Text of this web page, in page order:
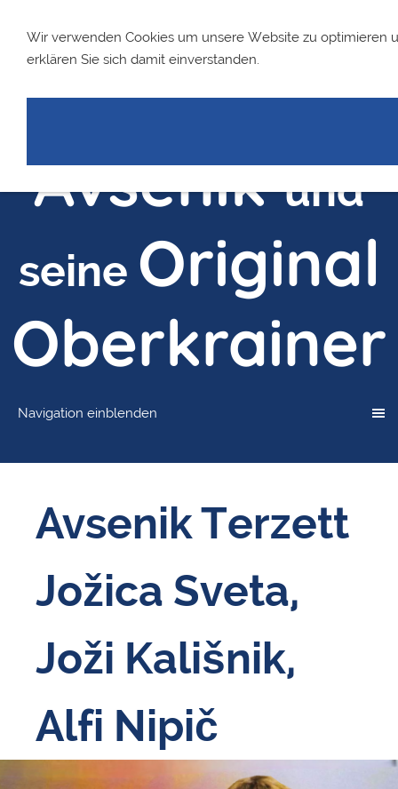
Slavko
Avsenikund
seine Original
Oberkrainer
Navigation einblenden
Avsenik Terzett
Jožica Sveta,
Joži Kališnik,
Alfi Nipič
Wir verwenden Cookies um unsere Website zu optimieren
erklären Sie sich damit einverstanden.